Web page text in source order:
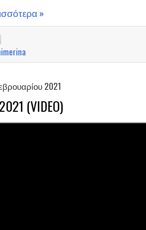
»
2021
(VIDEO)